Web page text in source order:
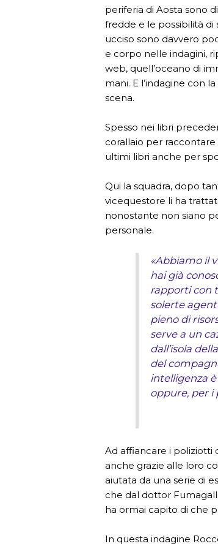
periferia di Aosta sono
fredde e le possibilità
ucciso sono davvero
e corpo nelle indagini,
web, quell’oceano di
mani. E l’indagine con
scena.
Spesso nei libri
corallaio per raccontare
ultimi libri anche per
Qui la squadra, dopo
vicequestore li ha
nonostante non siano
personale.
«Abbiamo il
hai già
rapporti con
solerte
pieno di
serve a un
dall’isola
del
intelligenza
oppure, per i
Ad affiancare i poliziotti
anche grazie alle loro
aiutata da una serie di
che dal dottor
ha ormai capito di che
In questa indagine